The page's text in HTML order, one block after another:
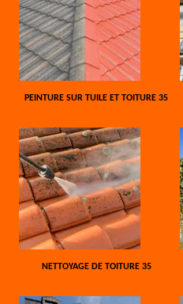
PEINTURE SUR TUILE ET TOITURE 35
NETTOYAGE DE TOITURE 35